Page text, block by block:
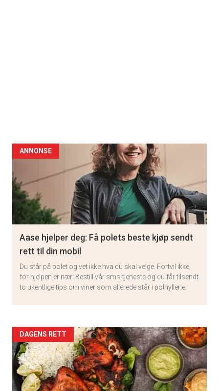
ANNONSE
Aase hjelper deg: Få polets beste kjøp sendt
rett til din mobil
Du står på polet og vet ikke hva du skal velge. Fortvil ikke,
for hjelpen er nær: Bestill vår sms-tjeneste og du får tilsendt
to ukentlige tips om viner som allerede står i polhyllene.
Artikler
detail
-
DAGENS RETT